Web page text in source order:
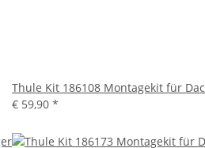
Thule Kit 186108 Montagekit für
€ 59,90 *